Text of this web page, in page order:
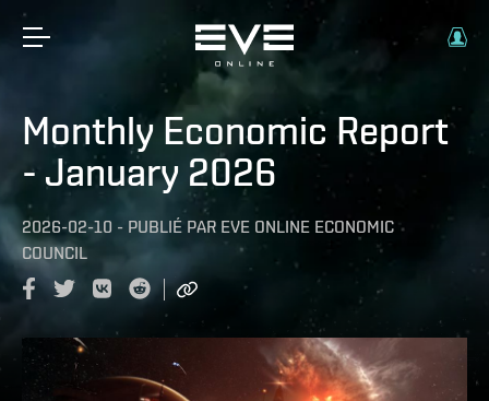
Monthly Economic Report
- January 2026
2026-02-10 - PUBLIÉ PAR EVE ONLINE ECONOMIC
COUNCIL